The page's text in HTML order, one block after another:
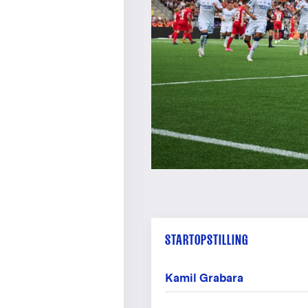
STARTOPSTILLING
Kamil Grabara